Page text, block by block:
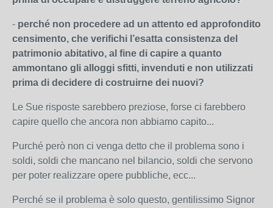
- perché non procedere ad un attento ed approfondito
censimento, che verifichi l’esatta consistenza del
patrimonio abitativo, al fine di capire a quanto
ammontano gli alloggi sfitti, invenduti e non utilizzati
prima di decidere di costruirne dei nuovi?
Le Sue risposte sarebbero preziose, forse ci farebbero
capire quello che ancora non abbiamo capito...
Purché però non ci venga detto che il problema sono i
soldi, soldi che mancano nel bilancio, soldi che servono
per poter realizzare opere pubbliche, ecc...
Perché se il problema è solo questo, gentilissimo Signor